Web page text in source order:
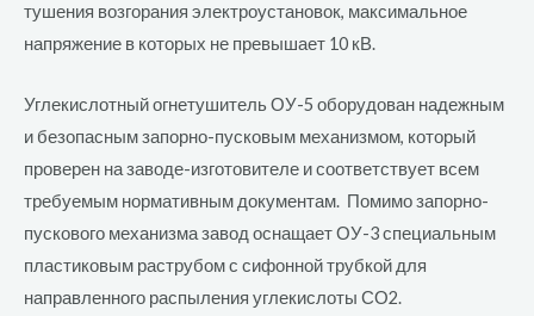
тушения возгорания электроустановок, максимальное
напряжение в которых не превышает 10 кВ.
Углекислотный огнетушитель ОУ-5 оборудован надежным
и безопасным запорно-пусковым механизмом, который
проверен на заводе-изготовителе и соответствует всем
требуемым нормативным документам. Помимо запорно-
пускового механизма завод оснащает ОУ-3 специальным
пластиковым раструбом с сифонной трубкой для
направленного распыления углекислоты СО2.